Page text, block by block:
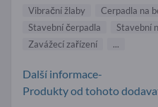
Vibrační žlaby
Cerpadla na
Stavební čerpadla
Stavební
Zavážecí zařízení
...
Další informace-
Produkty od tohoto